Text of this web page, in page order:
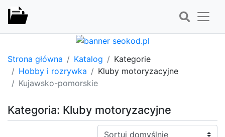
Strona główna Katalog
Kategorie
Hobby i rozrywka
Kluby motoryzacyjne
Kujawsko-pomorskie
Kategoria: Kluby motoryzacyjne
Sortuj: